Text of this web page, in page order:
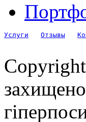
Услуги Отзывы